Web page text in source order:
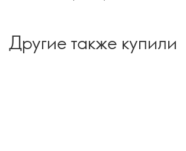
Другие также купили